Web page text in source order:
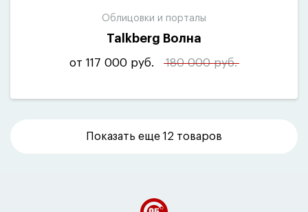
Облицовки и порталы
Talkberg Волна
от 117 000 руб. 180 000 руб.
Показать еще 12 товаров